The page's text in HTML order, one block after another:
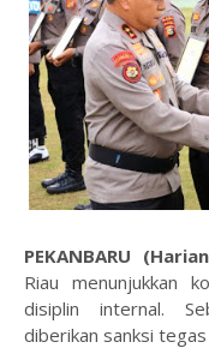
PEKANBARU
Riau menunjukkan
disiplin internal.
diberikan sanksi